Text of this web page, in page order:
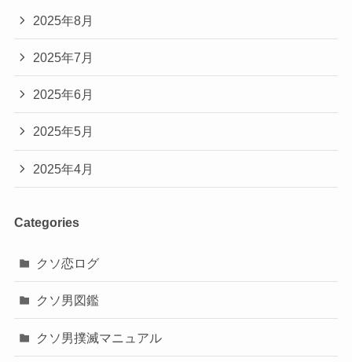
2025年8月
2025年7月
2025年6月
2025年5月
2025年4月
Categories
クソ恋ログ
クソ男図鑑
クソ男撲滅マニュアル